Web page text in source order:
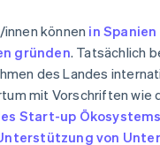
innen können in Spanien
gründen. Tatsächlich
des Landes
mit Vorschriften wie
Start-up Ökosystems
von